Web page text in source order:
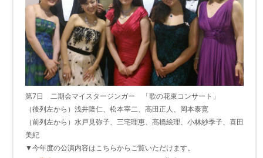
第7日 二期会マイスタージンガー 「歌の花束コンサート」
（後列左から）浅井隆仁、松本宰二、高田正人、岡本泰寛
（前列左から）水戸見弥子、三宅理恵、髙橋絵理、小林紗季子、喜田
美紀
▼今年度の公演内容はこちらからご覧いただけます。